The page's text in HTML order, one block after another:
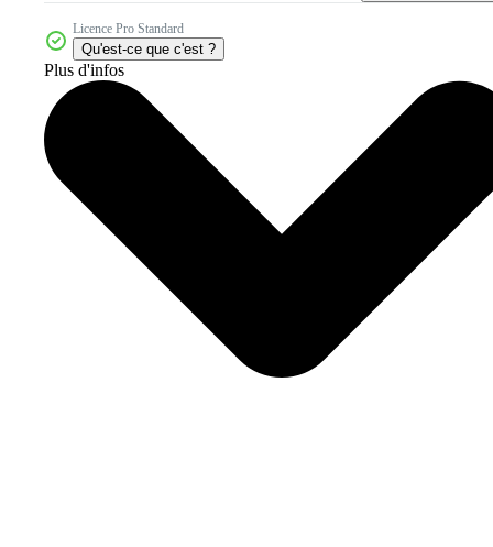
Licence Pro Standard
Qu'est-ce que c'est ?
Plus d'infos